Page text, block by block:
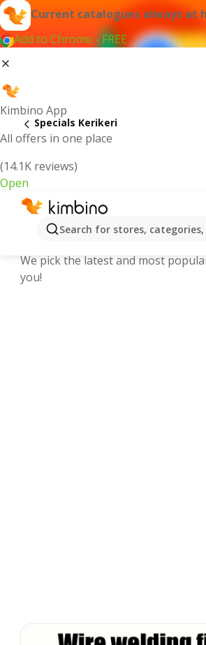
Current catalogues always at
Add to Chrome - FREE
Kimbino App
All offers in one place
(14.1K reviews)
Open
Search for stores,
Specials Kerikeri
Explore the latest weekly
We pick the latest and most
you!